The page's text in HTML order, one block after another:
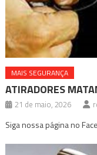
MAIS SEGURANÇA
ATIRADORES
21 de maio, 2026
Siga nossa página no